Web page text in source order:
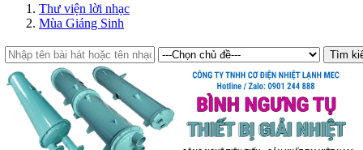
Thư viện lời nhạc
Mùa Giáng Sinh